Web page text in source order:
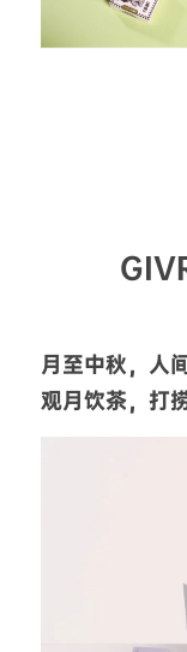
月至中秋，人
观月饮茶，打